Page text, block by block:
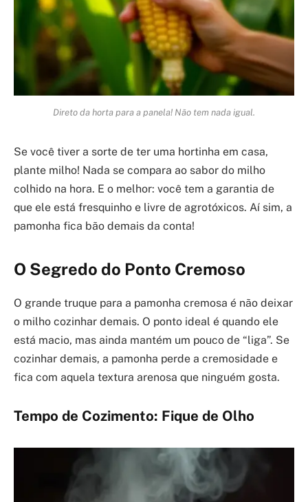
Direto da horta para a panela! Não tem nada igual.
Se você tiver a sorte de ter uma hortinha em casa,
plante milho! Nada se compara ao sabor do milho
colhido na hora. E o melhor: você tem a garantia de
que ele está fresquinho e livre de agrotóxicos. Aí sim, a
pamonha fica bão demais da conta!
O Segredo do Ponto Cremoso
O grande truque para a pamonha cremosa é não deixar
o milho cozinhar demais. O ponto ideal é quando ele
está macio, mas ainda mantém um pouco de “liga”. Se
cozinhar demais, a pamonha perde a cremosidade e
fica com aquela textura arenosa que ninguém gosta.
Tempo de Cozimento: Fique de Olho